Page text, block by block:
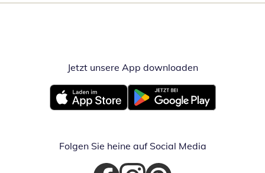
Jetzt unsere App downloadenÖffnet in
Öffnet in neuem FensterÖffnet in neuem Fenster
Folgen Sie heine auf Social Media